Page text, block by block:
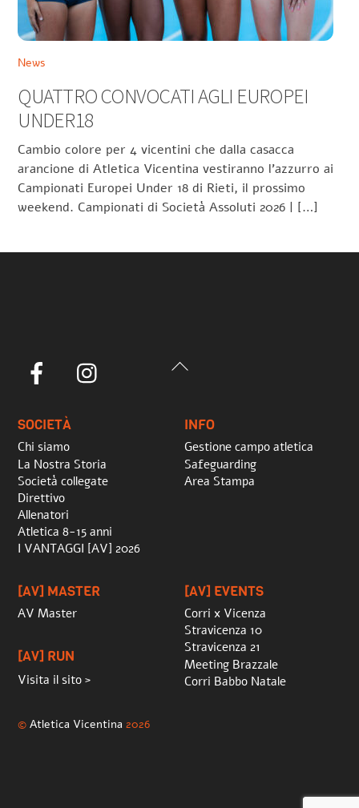
News
QUATTRO CONVOCATI AGLI EUROPEI
UNDER18
Cambio colore per 4 vicentini che dalla casacca
arancione di Atletica Vicentina vestiranno l’azzurro ai
Campionati Europei Under 18 di Rieti, il prossimo
weekend. Campionati di Società Assoluti 2026 | […]
Back
Facebook
SOCIETÀ
Chi siamo
La Nostra Storia
Società collegate
Direttivo
Allenatori
Atletica 8-15 anni
I VANTAGGI [AV] 2026
INFO
Gestione campo atletica
Safeguarding
Area Stampa
[AV] MASTER
AV Master
[AV] RUN
Visita il sito >
[AV] EVENTS
Corri x Vicenza
Stravicenza 10
Stravicenza 21
Meeting Brazzale
Corri Babbo Natale
©Atletica Vicentina 2026